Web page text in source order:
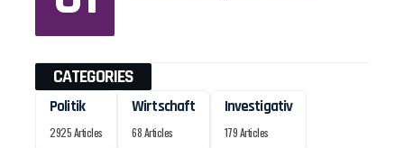
CATEGORIES
Politik
2925 Articles
Wirtschaft
68 Articles
Investigativ
179 Articles